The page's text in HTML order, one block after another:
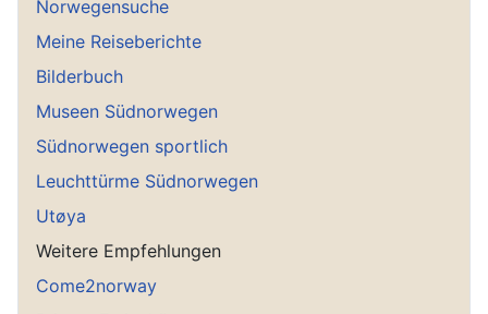
Norwegensuche
Meine Reiseberichte
Bilderbuch
Museen Südnorwegen
Südnorwegen sportlich
Leuchttürme Südnorwegen
Utøya
Weitere Empfehlungen
Come2norway